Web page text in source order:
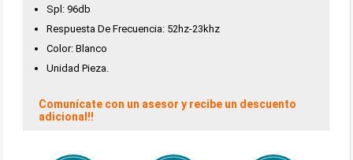
Spl: 96db
Respuesta De Frecuencia: 52hz-23khz
Color: Blanco
Unidad Pieza.
Comunícate con un asesor y recibe un descuento
adicional!!